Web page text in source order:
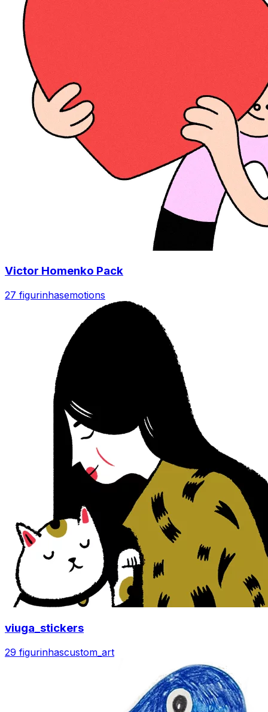
Victor Homenko Pack
27 figurinhasemotions
viuga_stickers
29 figurinhascustom_art